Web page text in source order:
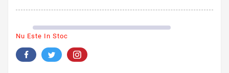
Nu Este In Stoc